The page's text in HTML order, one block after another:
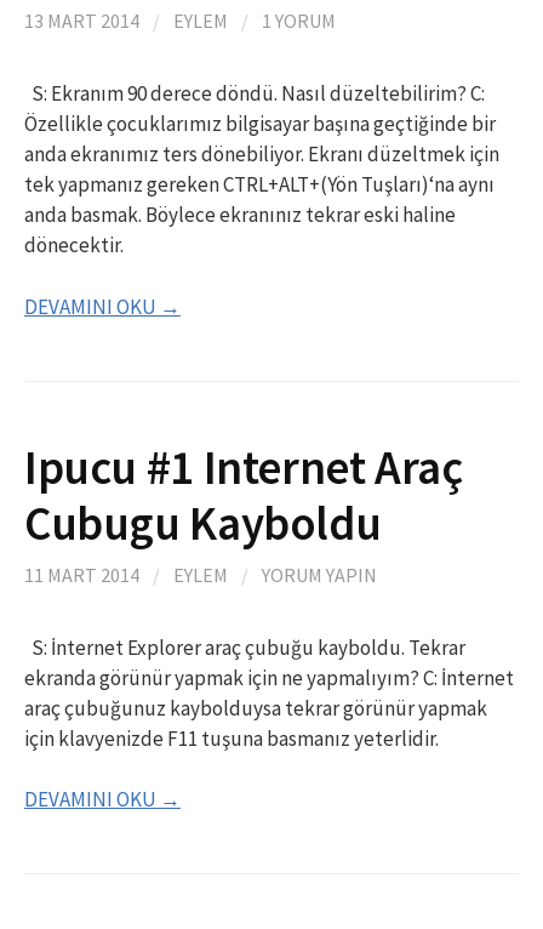
13 MART 2014 / EYLEM / 1 YORUM
S: Ekranım 90 derece döndü. Nasıl düzeltebilirim? C:
Özellikle çocuklarımız bilgisayar başına geçtiğinde bir
anda ekranımız ters dönebiliyor. Ekranı düzeltmek için
tek yapmanız gereken CTRL+ALT+(Yön Tuşları)‘na aynı
anda basmak. Böylece ekranınız tekrar eski haline
dönecektir.
DEVAMINI OKU →
Ipucu #1 Internet Araç
Cubugu Kayboldu
11 MART 2014 / EYLEM / YORUM YAPIN
S: İnternet Explorer araç çubuğu kayboldu. Tekrar
ekranda görünür yapmak için ne yapmalıyım? C: İnternet
araç çubuğunuz kaybolduysa tekrar görünür yapmak
için klavyenizde F11 tuşuna basmanız yeterlidir.
DEVAMINI OKU →